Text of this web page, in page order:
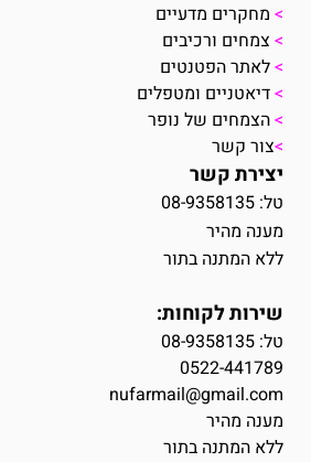
> מחקרים מדעיים
> צמחים ורכיבים
>לאתר הפטנטים
>דיאטניים ומטפלים
>הצמחים של נופר
>צור קשר
יצירת קשר
טל: 08-9358135
מענה מהיר
ללא המתנה בתור
שירות לקוחות:
טל: 08-9358135
0522-441789
nufarmail@gmail.com
מענה מהיר
ללא המתנה בתור